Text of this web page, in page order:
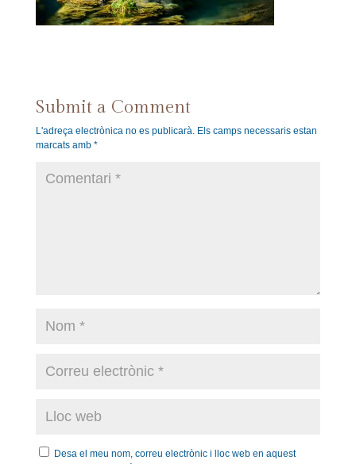
Submit a Comment
L'adreça electrònica no es publicarà. Els camps necessaris estan
marcats amb *
Desa el meu nom, correu electrònic i lloc web en aquest